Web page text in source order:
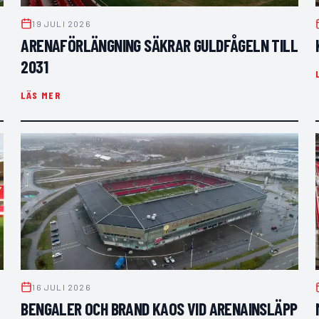
19 JULI 2026
ARENAFÖRLÄNGNING SÄKRAR GULDFÅGELN TILL
2031
LÄS MER
16 JULI 2026
BENGALER OCH BRAND KAOS VID ARENAINSLÄPP